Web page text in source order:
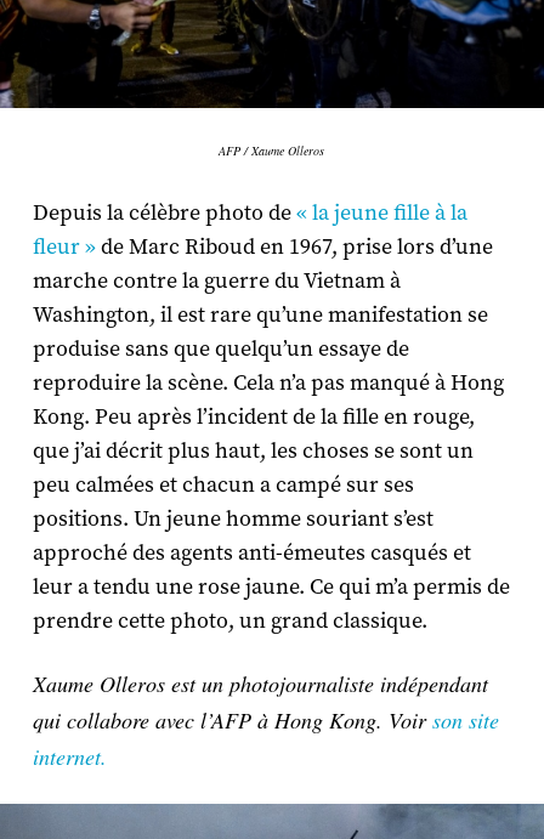
AFP / Xaume Olleros
Depuis la célèbre photo de« la jeune fille à la
fleur »de Marc Riboud en 1967, prise lors d’une
marche contre la guerre du Vietnam à
Washington, il est rare qu’une manifestation se
produise sans que quelqu’un essaye de
reproduire la scène. Cela n’a pas manqué à Hong
Kong. Peu après l’incident de la fille en rouge,
que j’ai décrit plus haut, les choses se sont un
peu calmées et chacun a campé sur ses
positions. Un jeune homme souriant s’est
approché des agents anti-émeutes casqués et
leur a tendu une rose jaune. Ce qui m’a permis de
prendre cette photo, un grand classique.
Xaume Olleros est un photojournaliste indépendant
qui collabore avec l’AFP à Hong Kong. Voirson site
internet.